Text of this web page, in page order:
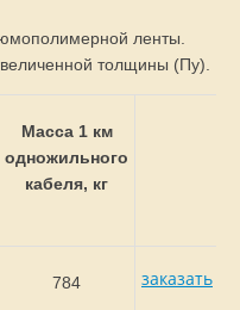
ленты.
толщины (Пу).
Масса 1 км
одножильного
кабеля, кг
784 заказать